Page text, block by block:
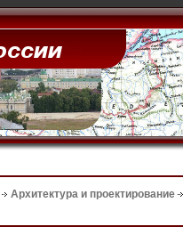
Архитектура и проектирование